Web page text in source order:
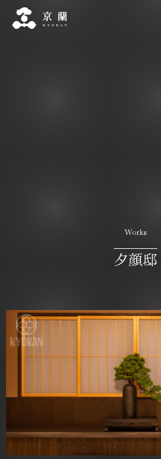
Works
夕顔邸